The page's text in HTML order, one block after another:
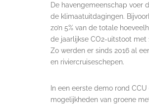
De havengemeenschap voer
de klimaatuitdagingen.
zo’n 5% van de totale
de jaarlijkse CO2-uitstoot
Zo werden er sinds 2016 al
en riviercruiseschepen.
In een eerste demo rond
mogelijkheden van groene